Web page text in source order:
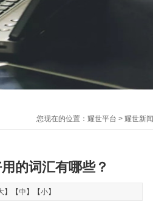
您现在的位置： 耀世平台 > 耀世新闻
的词汇有哪些？
】【中 】【小】